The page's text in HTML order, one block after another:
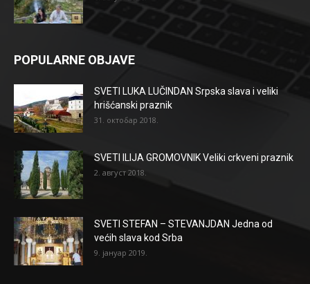
POPULARNE OBJAVE
SVETI LUKA LUČINDAN Srpska slava i veliki
hrišćanski praznik
31. октобар 2018.
SVETI ILIJA GROMOVNIK Veliki crkveni praznik
2. август 2018.
SVETI STEFAN – STEVANJDAN Jedna od
većih slava kod Srba
9. јануар 2019.